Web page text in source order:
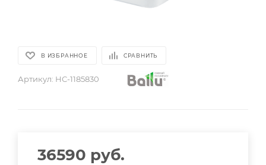
В ИЗБРАННОЕ СРАВНИТЬ
Артикул: НС-1185830
36590 руб.